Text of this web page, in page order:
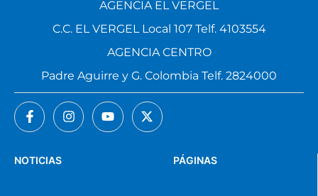
PÁGINAS
NOTICIAS
AGENCIA EL VERGEL
C.C. EL VERGEL Local 107 Telf. 4103554
AGENCIA CENTRO
Padre Aguirre y G. Colombia Telf. 2824000